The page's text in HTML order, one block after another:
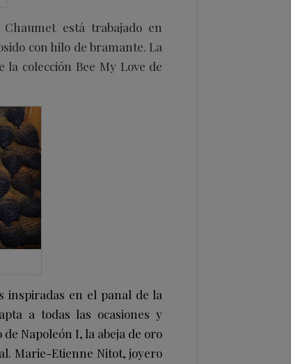
está trabajado en
con hilo de bramante. La
colección Bee My Love de
inspiradas en el panal de la
a todas las ocasiones y
Napoleón I, la abeja de oro
Marie-Etienne Nitot, joyero